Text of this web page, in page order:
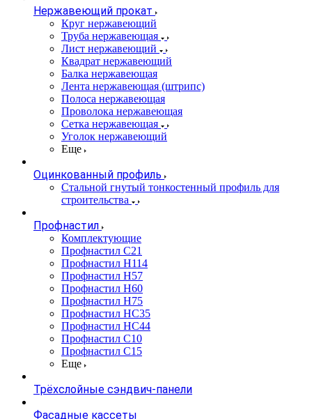
Нержавеющий прокат
Круг нержавеющий
Труба нержавеющая
Лист нержавеющий
Квадрат нержавеющий
Балка нержавеющая
Лента нержавеющая (штрипс)
Полоса нержавеющая
Проволока нержавеющая
Сетка нержавеющая
Уголок нержавеющий
Еще
Оцинкованный профиль
Стальной гнутый тонкостенный профиль для
строительства
Профнастил
Комплектующие
Профнастил C21
Профнастил Н114
Профнастил Н57
Профнастил Н60
Профнастил Н75
Профнастил НС35
Профнастил НС44
Профнастил С10
Профнастил С15
Еще
Трёхслойные сэндвич-панели
Фасадные кассеты